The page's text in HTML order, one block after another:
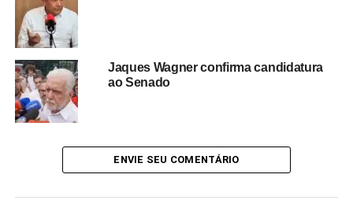
BASE ALIADA PT
CONSELHO POLÍTICO BAHIA
Jaques Wagner confirma candidatura
ao Senado
ENVIE SEU COMENTÁRIO